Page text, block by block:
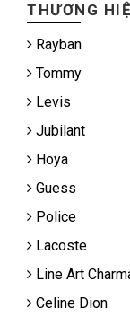
THƯƠNG
Rayban
Tommy
Levis
Jubilant
Hoya
Guess
Police
Lacoste
Line Art
Celine Dion